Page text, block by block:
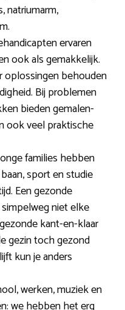
natriumarm,
ervaren
ook als gemakkelijk.
oplossingen behouden
Bij problemen
bieden gemalen-
ook veel praktische
families hebben
sport en studie
Een gezonde
niet elke
kant-en-klaar
gezin toch gezond
kun je anders
werken, muziek en
we hebben het erg